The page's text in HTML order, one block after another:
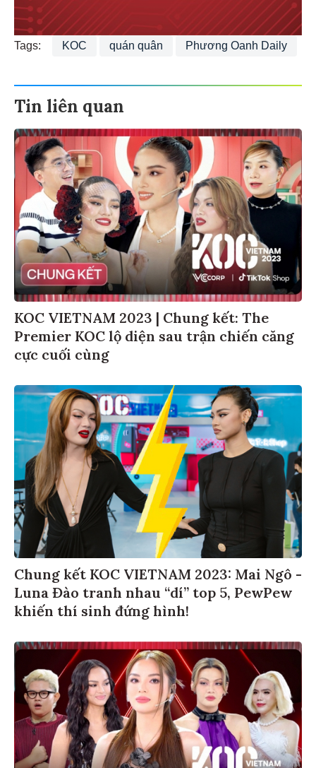
Tags: KOC quán quân Phương Oanh Daily
Tin liên quan
KOC VIETNAM 2023 | Chung kết: The
Premier KOC lộ diện sau trận chiến căng
cực cuối cùng
Chung kết KOC VIETNAM 2023: Mai Ngô -
Luna Đào tranh nhau “dí” top 5, PewPew
khiến thí sinh đứng hình!